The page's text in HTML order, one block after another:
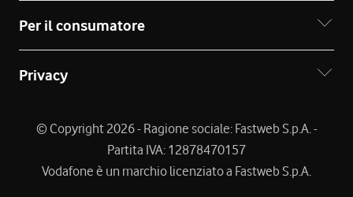
Per il consumatore
Privacy
© Copyright 2026 - Ragione sociale: Fastweb S.p.A. -
Partita IVA: 12878470157
Vodafone è un marchio licenziato a Fastweb S.p.A.